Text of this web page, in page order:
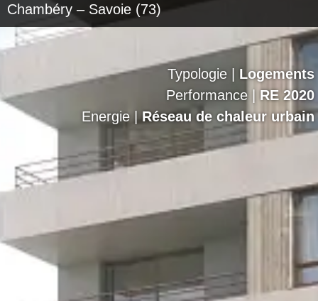
Chambéry – Savoie (73)
Typologie | Logements
Performance | RE 2020
Energie |Réseau de chaleur urbain